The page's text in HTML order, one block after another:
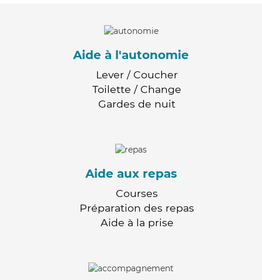
Aide à l'autonomie
Lever / Coucher
Toilette / Change
Gardes de nuit
Aide aux repas
Courses
Préparation des repas
Aide à la prise